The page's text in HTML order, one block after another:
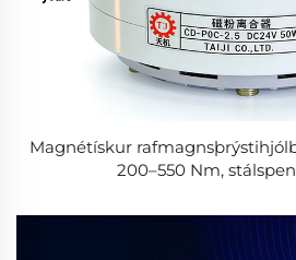
Magnétískur
200–550 Nm,